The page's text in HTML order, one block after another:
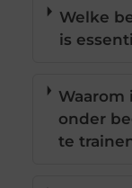
Welke
is
Waarom
onder
te